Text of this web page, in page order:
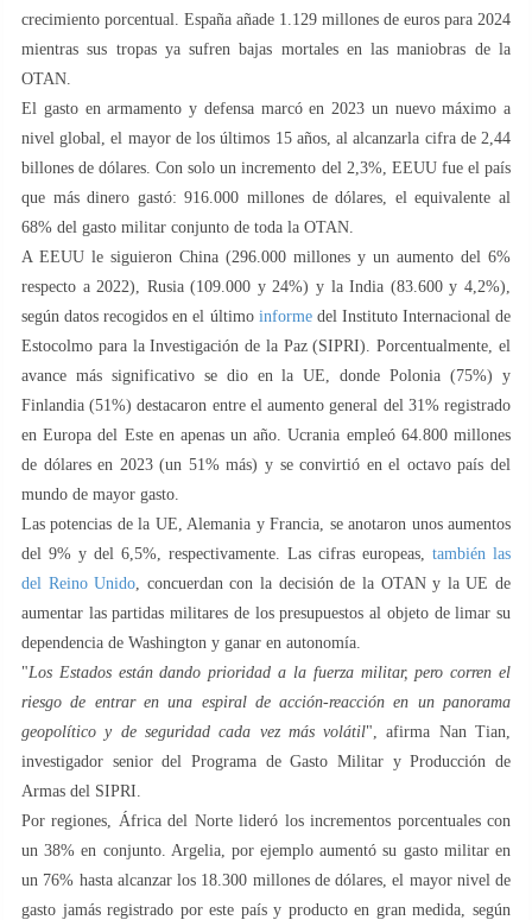
crecimiento porcentual. España añade 1.129 millones de euros para 2024
mientras sus tropas ya sufren bajas mortales en las maniobras de la
OTAN.
El gasto en armamento y defensa marcó en 2023 un nuevo máximo a
nivel global, el mayor de los últimos 15 años, al alcanzarla cifra de 2,44
billones de dólares. Con solo un incremento del 2,3%, EEUU fue el país
que más dinero gastó: 916.000 millones de dólares, el equivalente al
68% del gasto militar conjunto de toda la OTAN.
A EEUU le siguieron China (296.000 millones y un aumento del 6%
respecto a 2022), Rusia (109.000 y 24%) y la India (83.600 y 4,2%),
según datos recogidos en el último informedel Instituto Internacional de
Estocolmo para la Investigación de la Paz (SIPRI). Porcentualmente, el
avance más significativo se dio en la UE, donde Polonia (75%) y
Finlandia (51%) destacaron entre el aumento general del 31% registrado
en Europa del Este en apenas un año. Ucrania empleó 64.800 millones
de dólares en 2023 (un 51% más) y se convirtió en el octavo país del
mundo de mayor gasto.
Las potencias de la UE, Alemania y Francia, se anotaron unos aumentos
del 9% y del 6,5%, respectivamente. Las cifras europeas, también las
del Reino Unido , concuerdan con la decisión de la OTAN y la UE de
aumentar las partidas militares de los presupuestos al objeto de limar su
dependencia de Washington y ganar en autonomía.
"Los Estados están dando prioridad a la fuerza militar, pero corren el
riesgo de entrar en una espiral de acción-reacción en un panorama
geopolítico y de seguridad cada vez más volátil", afirma Nan Tian,
investigador senior del Programa de Gasto Militar y Producción de
Armas del SIPRI.
Por regiones, África del Norte lideró los incrementos porcentuales con
un 38% en conjunto. Argelia, por ejemplo aumentó su gasto militar en
un 76% hasta alcanzar los 18.300 millones de dólares, el mayor nivel de
gasto jamás registrado por este país y producto en gran medida, según